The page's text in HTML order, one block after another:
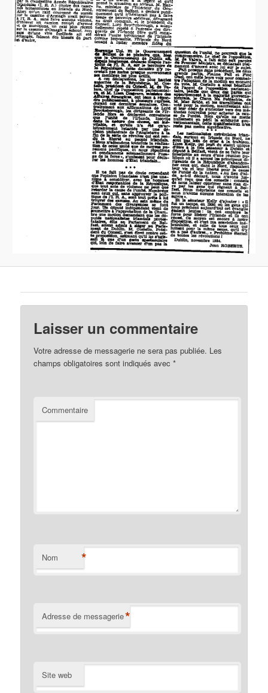
Laisser un commentaire
Votre adresse de messagerie ne sera pas publiée. Les
champs obligatoires sont indiqués avec*
Commentaire
Nom *
Adresse de messagerie*
Site web